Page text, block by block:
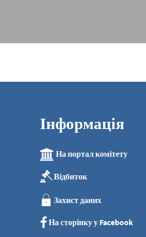
Інформація
На портал комітету
Відбиток
Захист даних
На сторінку у Facebook